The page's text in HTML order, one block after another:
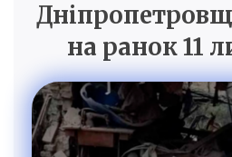
на ранок 11